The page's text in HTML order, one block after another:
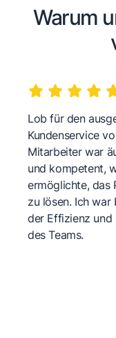
Warum
Lob für den
Kundenservice
Mitarbeiter war
und kompetent,
ermöglichte, das
zu lösen. Ich
der Effizienz und
des Teams.